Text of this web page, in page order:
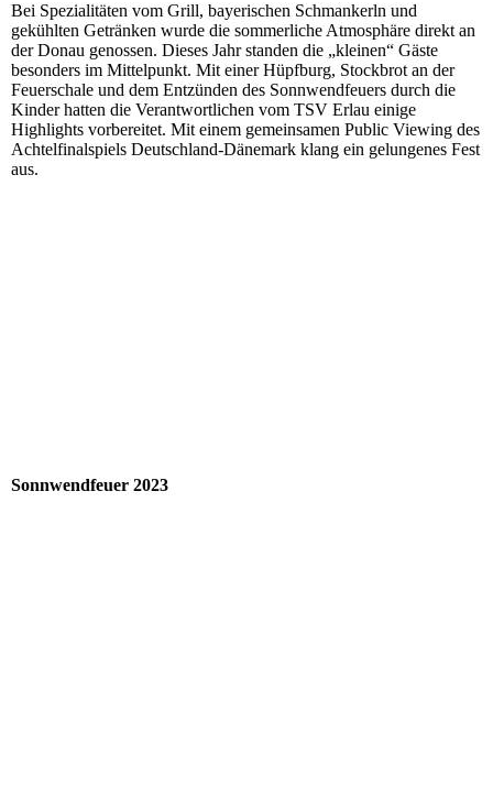
Bei Spezialitäten vom Grill, bayerischen Schmankerln und
gekühlten Getränken wurde die sommerliche Atmosphäre direkt an
der Donau genossen. Dieses Jahr standen die „kleinen“ Gäste
besonders im Mittelpunkt. Mit einer Hüpfburg, Stockbrot an der
Feuerschale und dem Entzünden des Sonnwendfeuers durch die
Kinder hatten die Verantwortlichen vom TSV Erlau einige
Highlights vorbereitet. Mit einem gemeinsamen Public Viewing des
Achtelfinalspiels Deutschland-Dänemark klang ein gelungenes Fest
aus.
Sonnwendfeuer 2023